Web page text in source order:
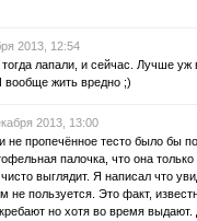
2013, 12:54
лапали, и сейчас. Лучше
жить вредно ;)
2013, 13:00
пропечённое тесто было бы
палочка, что она
выглядит. Я написал что
не пользуется. Это факт,
но хотя во время